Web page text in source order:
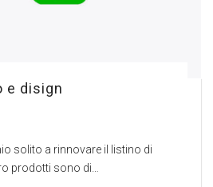
e disign
solito a rinnovare il listino di
prodotti sono di…